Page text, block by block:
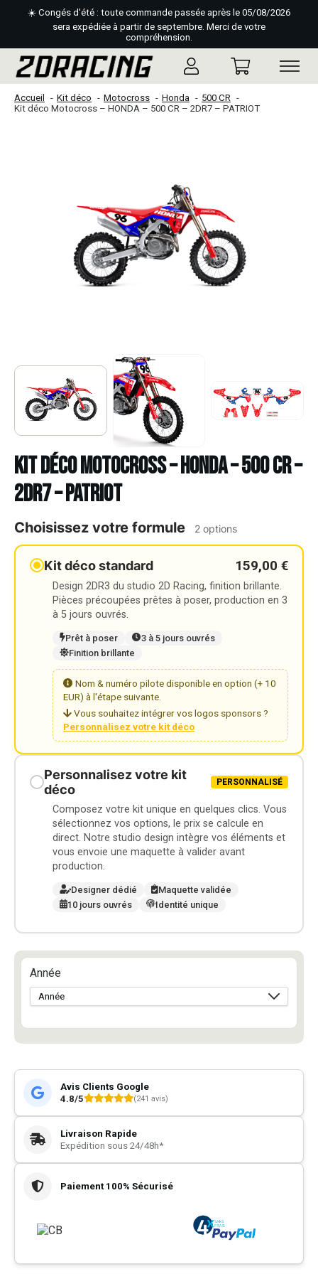
☀️ Congés d'été : toute commande passée après le 05/08/2026
sera expédiée à partir de septembre. Merci de votre
compréhension.
Accueil Kit déco Motocross Honda
500 CR
Kit déco Motocross – HONDA – 500 CR – 2DR7 – PATRIOT
Kit déco Motocross – HONDA – 500 CR –
2DR7 – PATRIOT
Choisissez votre formule 2 options
Kit déco standard 159,00 €
Design 2DR3 du studio 2D Racing, finition brillante.
Pièces précoupées prêtes à poser, production en 3
à 5 jours ouvrés.
Prêt à poser
3 à 5 jours ouvrés
Finition brillante
Nom & numéro pilote disponible en option (+ 10
EUR) à l'étape suivante.
Vous souhaitez intégrer vos logos sponsors ?
Personnalisez votre kit déco
Personnalisez votre kit
déco
PERSONNALISÉ
Composez votre kit unique en quelques clics. Vous
sélectionnez vos options, le prix se calcule en
direct. Notre studio design intègre vos éléments et
vous envoie une maquette à valider avant
production.
Designer dédié
Maquette validée
10 jours ouvrés
Identité unique
Année
Avis Clients Google
4.8/5
(241 avis)
Livraison Rapide
Expédition sous 24/48h*
Paiement 100% Sécurisé